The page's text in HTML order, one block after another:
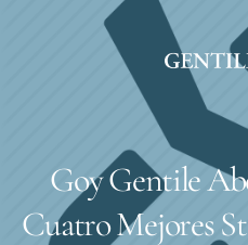
Goy Gentile
Cuatro Mejores